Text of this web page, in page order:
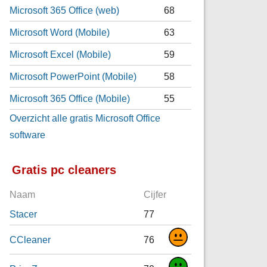
Microsoft 365 Office (web) 68
Microsoft Word (Mobile) 63
Microsoft Excel (Mobile) 59
Microsoft PowerPoint (Mobile) 58
Microsoft 365 Office (Mobile)
55
Overzicht alle gratis Microsoft Office
software
Gratis pc cleaners
Naam Cijfer
Stacer 77
CCleaner 76